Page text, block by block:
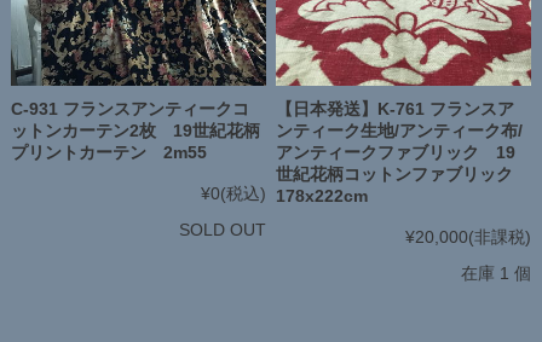
C-931 フランスアンティークコ
ットンカーテン2枚 19世紀花柄
プリントカーテン 2m55
¥0(税込)
SOLD OUT
【日本発送】K-761 フランスア
ンティーク生地/アンティーク布/
アンティークファブリック 19
世紀花柄コットンファブリック
178x222cm
¥20,000(非課税)
在庫 1 個